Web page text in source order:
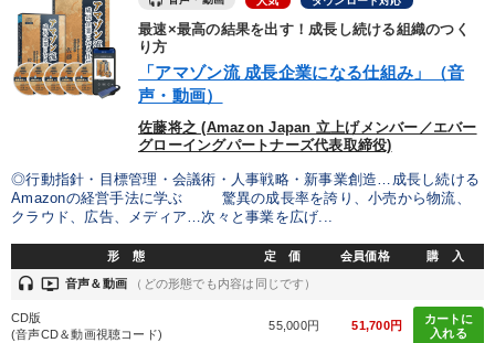
財務・数字力の向上 販売力を強化したい
組織を強化したい 経営を改善したい
企業成長 教育 生産性向上 トレンド
※「更新」を押すと「カテゴリー」「目的別」「キーワード」を更新いただけます。
最速×最高の結果を出す！成長し続ける組織のつく
り方
「アマゾン流 成長企業になる仕組み」（音
声・動画）
佐藤将之 (Amazon Japan 立上げメンバー／エバー
グローイングパートナーズ代表取締役)
◎行動指針・目標管理・会議術・人事戦略・新事業創造…成長し続ける
Amazonの経営手法に学ぶ 驚異の成長率を誇り、小売から物流、
クラウド、広告、メディア…次々と事業を広げ...
形 態 定 価 会員価格 購 入
headset ondemand_video 音声＆動画 （どの形態でも内容は同じです）
CD版
(音声CD＆動画視聴コード)
55,000円 51,700円
カートに
入れる